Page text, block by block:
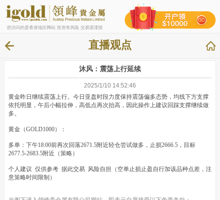
您访问的是香港地区网站 投资有风险 交易需谨慎
直播观点
沐风：震荡上行延续
2025/1/10 14:52:46
黄金昨日继续震荡上行。今日亚盘时段力度保持震荡偏多态势，均线下方支撑
依托明显，午后小幅拉伸，高低点再次抬高，因此操作上建议回踩支撑继续做
多。
黄金（GOLD1000）：
多单：下午18:00前再次回落2671.5附近轻仓尝试做多，止损2666.5，目标
2677.5-2683.5附近（策略）
个人建议 仅供参考 据此交易 风险自担（空单止损止盈自行加该品种点差，注
意策略时间限制）